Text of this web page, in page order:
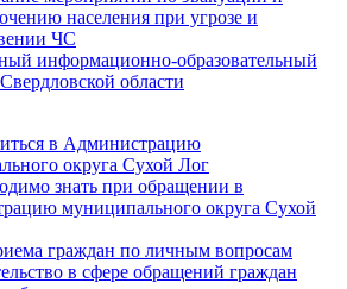
населения при угрозе и
ЧС
информационно-образовательный
области
в Администрацию
округа Сухой Лог
знать при обращении в
муниципального округа Сухой
граждан по личным вопросам
в сфере обращений граждан